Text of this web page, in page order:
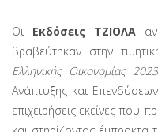
Οι Εκδόσεις ΤΖΙΟΛΑ
βραβεύτηκαν στην
Ελληνικής Οικονομίας 2023
Ανάπτυξης και
επιχειρήσεις εκείνες που